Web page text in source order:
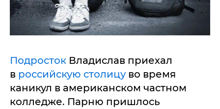
Подросток Владислав приехал
в российскую столицуво время
каникул в американском частном
колледже. Парню пришлось